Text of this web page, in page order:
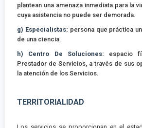
plantean una amenaza inmediata para la
cuya asistencia no puede ser demorada.
g) Especialistas: persona que práctica
de una ciencia.
h) Centro De Soluciones: espacio
Prestador de Servicios, a través de sus
la atención de los Servicios.
TERRITORIALIDAD